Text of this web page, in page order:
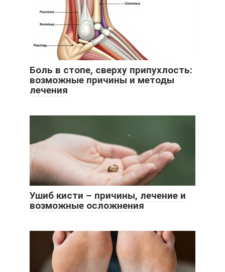
Боль в стопе, сверху припухлость:
возможные причины и методы
лечения
Ушиб кисти – причины, лечение и
возможные осложнения